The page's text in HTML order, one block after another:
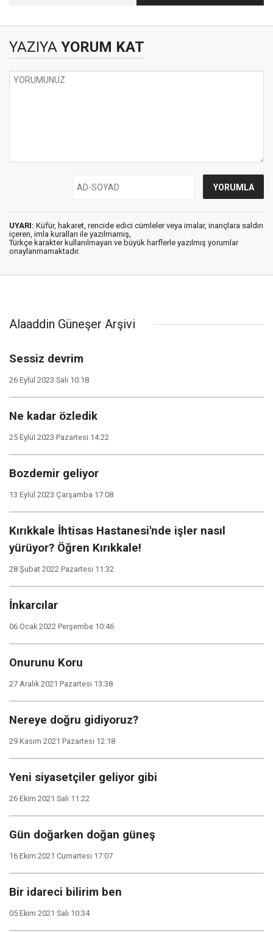
doyacak
YAZIYA YORUM KAT
UYARI: Küfür, hakaret, rencide edici cümleler veya imalar, inançlara saldırı
içeren, imla kuralları ile yazılmamış,
Türkçe karakter kullanılmayan ve büyük harflerle yazılmış yorumlar
onaylanmamaktadır.
Alaaddin Güneşer Arşivi
Sessiz devrim
26 Eylül 2023 Salı 10:18
Ne kadar özledik
25 Eylül 2023 Pazartesi 14:22
Bozdemir geliyor
13 Eylül 2023 Çarşamba 17:08
Kırıkkale İhtisas Hastanesi'nde işler nasıl
yürüyor? Öğren Kırıkkale!
28 Şubat 2022 Pazartesi 11:32
İnkarcılar
06 Ocak 2022 Perşembe 10:46
Onurunu Koru
27 Aralık 2021 Pazartesi 13:38
Nereye doğru gidiyoruz?
29 Kasım 2021 Pazartesi 12:18
Yeni siyasetçiler geliyor gibi
26 Ekim 2021 Salı 11:22
Gün doğarken doğan güneş
16 Ekim 2021 Cumartesi 17:07
Bir idareci bilirim ben
05 Ekim 2021 Salı 10:34